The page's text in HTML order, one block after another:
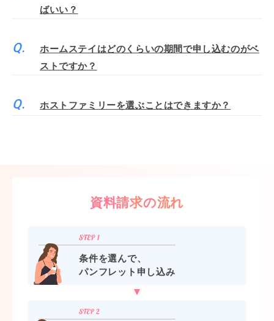
ばいい？
ホームステイはどのくらいの期間で申し込むのがベ
ストですか？
ホストファミリーを選ぶことはできますか？
資料請求の流れ
条件を選んで、
パンフレット申し込み